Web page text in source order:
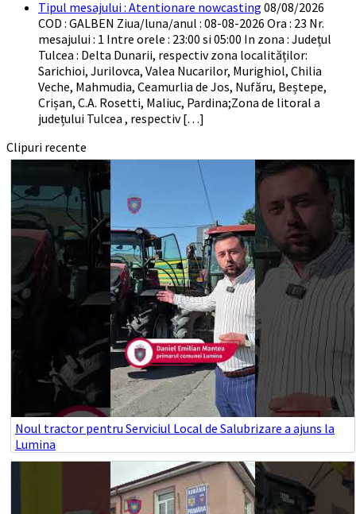
Tipul mesajului : Atentionare nowcasting 08/08/2026
COD : GALBEN Ziua/luna/anul : 08-08-2026 Ora : 23 Nr.
mesajului : 1 Intre orele : 23:00 si 05:00 In zona : Județul
Tulcea : Delta Dunarii, respectiv zona localităților:
Sarichioi, Jurilovca, Valea Nucarilor, Murighiol, Chilia
Veche, Mahmudia, Ceamurlia de Jos, Nufăru, Beștepe,
Crișan, C.A. Rosetti, Maliuc, Pardina;Zona de litoral a
județului Tulcea , respectiv […]
Clipuri recente
Noul tractor pentru Serviciul Local de Salubrizare a ajuns la
Lumina